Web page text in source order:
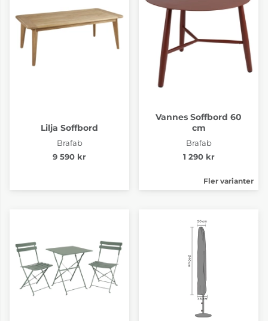
Lilja Soffbord
Brafab
9 590 kr
Vannes Soffbord 60
cm
Brafab
1 290 kr
Fler varianter